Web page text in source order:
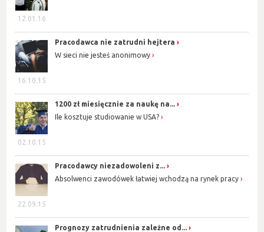
12.01.16
16.10.15
Pracodawca nie zatrudni hejtera
W sieci nie jesteś anonimowy
02.10.15
1200 zł miesięcznie za naukę na...
Ile kosztuje studiowanie w USA?
22.09.15
Pracodawcy niezadowoleni z...
Absolwenci zawodówek łatwiej wchodzą na rynek pracy
Prognozy zatrudnienia zależne od...